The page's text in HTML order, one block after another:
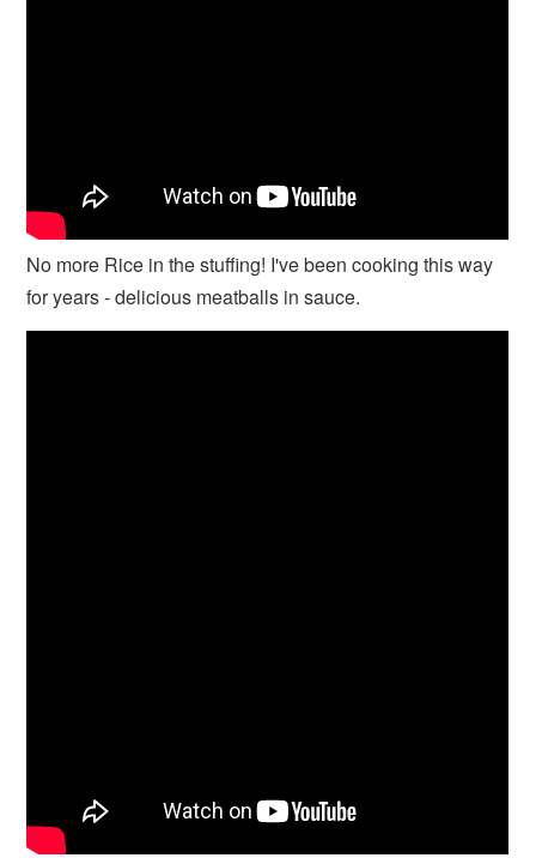
No more Rice in the stuffing! I've been cooking this way
for years - delicious meatballs in sauce.